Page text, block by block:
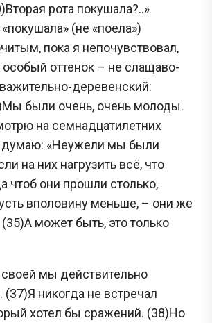
рота покушала?..»
(не «поела»)
пока я непочувствовал,
особый оттенок – не слащаво-
деревенский:
были очень, очень молоды.
на семнадцатилетних
думаю: «Неужели мы были
на них нагрузить всё, что
чтоб они прошли столько,
вполовину меньше, – они же
может быть, это только
мы действительно
никогда не встречал
хотел бы сражений. (38)Но